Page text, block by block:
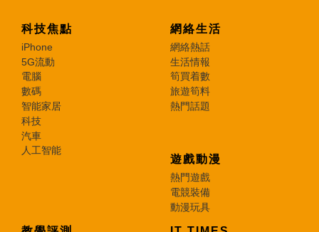
科技焦點
iPhone
5G流動
電腦
數碼
智能家居
科技
汽車
人工智能
網絡生活
網絡熱話
生活情報
筍買着數
旅遊筍料
熱門話題
遊戲動漫
熱門遊戲
電競裝備
動漫玩具